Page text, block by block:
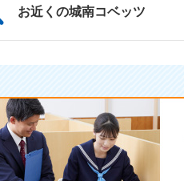
お近くの城南コベッツ